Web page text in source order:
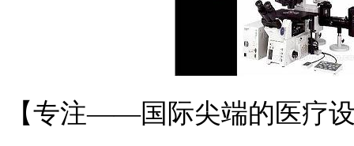
【专注——国际尖端的医疗